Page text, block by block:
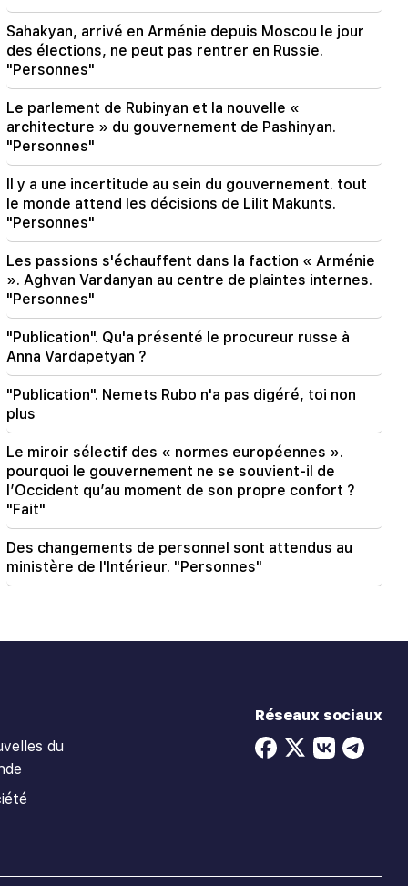
Nouvelle accusation contre Gagik Tsarukyan.
Trump a choisi son successeur (vidéo)
19:37 Important
Liberté pour tous les Arméniens dans les
prisons de Bakou. Abrahamyen
Sahakyan, arrivé en Arménie depuis Moscou le jour
des élections, ne peut pas rentrer en Russie.
"Personnes"
Le parlement de Rubinyan et la nouvelle «
architecture » du gouvernement de Pashinyan.
"Personnes"
Il y a une incertitude au sein du gouvernement. tout
le monde attend les décisions de Lilit Makunts.
"Personnes"
Les passions s'échauffent dans la faction « Arménie
». Aghvan Vardanyan au centre de plaintes internes.
"Personnes"
"Publication". Qu'a présenté le procureur russe à
Anna Vardapetyan ?
"Publication". Nemets Rubo n'a pas digéré, toi non
plus
Le miroir sélectif des « normes européennes ».
pourquoi le gouvernement ne se souvient-il de
l’Occident qu’au moment de son propre confort ?
"Fait"
Des changements de personnel sont attendus au
ministère de l'Intérieur. "Personnes"
du
Réseaux sociaux